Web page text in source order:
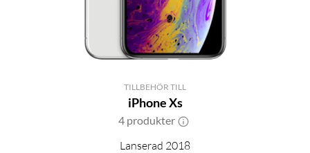
TILLBEHÖR TILL
iPhone Xs
4 produkter
Lanserad 2018